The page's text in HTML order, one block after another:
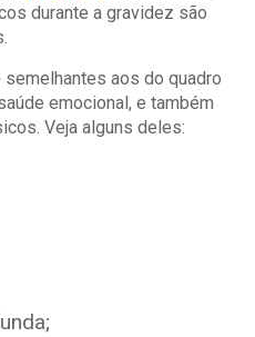
durante a gravidez são
aos do quadro
emocional, e também
Veja alguns deles: